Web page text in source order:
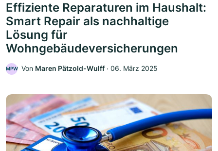
Effiziente Reparaturen im Haushalt:
Smart Repair als nachhaltige
Lösung für
Wohngebäudeversicherungen
MPW Von Maren Pätzold-Wulff ‧ 06. März 2025